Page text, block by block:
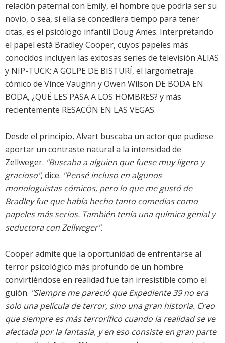
relación paternal con Emily, el hombre que podría ser su
novio, o sea, si ella se concediera tiempo para tener
citas, es el psicólogo infantil Doug Ames. Interpretando
el papel está Bradley Cooper, cuyos papeles más
conocidos incluyen las exitosas series de televisión ALIAS
y NIP-TUCK: A GOLPE DE BISTURÍ, el largometraje
cómico de Vince Vaughn y Owen Wilson DE BODA EN
BODA, ¿QUÉ LES PASA A LOS HOMBRES? y más
recientemente RESACÓN EN LAS VEGAS.
Desde el principio, Alvart buscaba un actor que pudiese
aportar un contraste natural a la intensidad de
Zellweger. "Buscaba a alguien que fuese muy ligero y
gracioso", dice. "Pensé incluso en algunos
monologuistas cómicos, pero lo que me gustó de
Bradley fue que había hecho tanto comedias como
papeles más serios. También tenía una química genial y
seductora con Zellweger".
Cooper admite que la oportunidad de enfrentarse al
terror psicológico más profundo de un hombre
convirtiéndose en realidad fue tan irresistible como el
guión. "Siempre me pareció que Expediente 39 no era
solo una película de terror, sino una gran historia. Creo
que siempre es más terrorífico cuando la realidad se ve
afectada por la fantasía, y en eso consiste en gran parte